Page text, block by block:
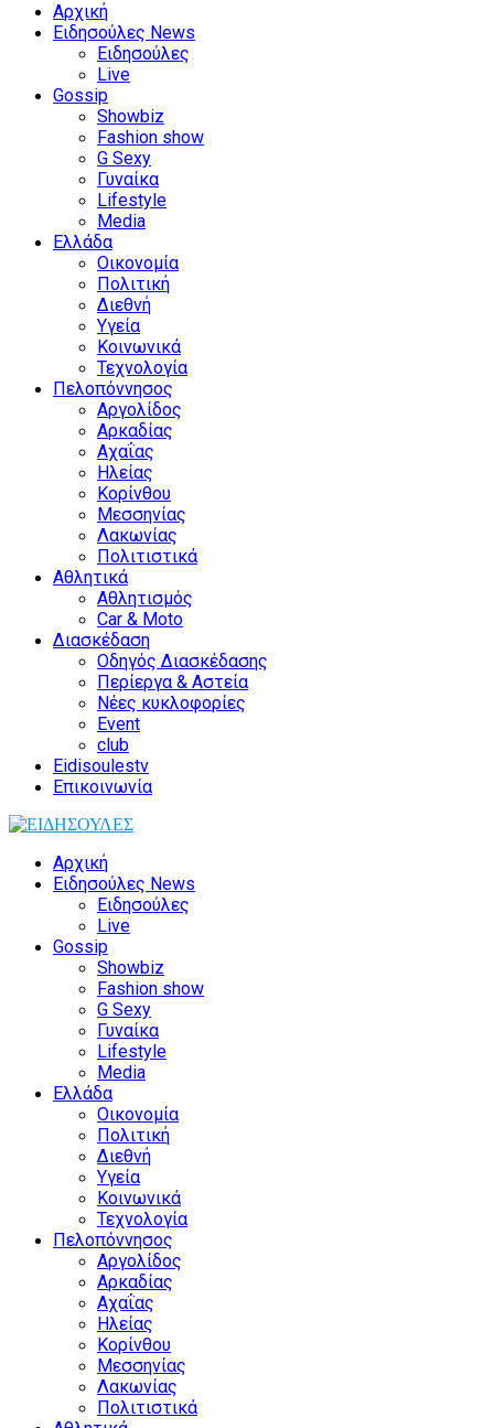
Αρχική
Ειδησούλες News
Ειδησούλες
Live
Gossip
Showbiz
Fashion show
G Sexy
Γυναίκα
Lifestyle
Media
Ελλάδα
Οικονομία
Πολιτική
Διεθνή
Υγεία
Κοινωνικά
Τεχνολογία
Πελοπόννησος
Αργολίδος
Αρκαδίας
Αχαΐας
Ηλείας
Κορίνθου
Μεσσηνίας
Λακωνίας
Πολιτιστικά
Αθλητικά
Αθλητισμός
Car & Moto
Διασκέδαση
Οδηγός Διασκέδασης
Περίεργα & Αστεία
Νέες κυκλοφορίες
Event
club
Eidisoulestv
Επικοινωνία
Αρχική
Ειδησούλες News
Ειδησούλες
Live
Gossip
Showbiz
Fashion show
G Sexy
Γυναίκα
Lifestyle
Media
Ελλάδα
Οικονομία
Πολιτική
Διεθνή
Υγεία
Κοινωνικά
Τεχνολογία
Πελοπόννησος
Αργολίδος
Αρκαδίας
Αχαΐας
Ηλείας
Κορίνθου
Μεσσηνίας
Λακωνίας
Πολιτιστικά